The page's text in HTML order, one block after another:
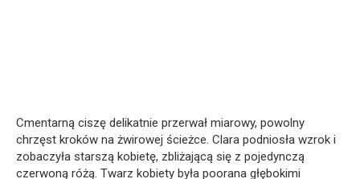
Cmentarną ciszę delikatnie przerwał miarowy, powolny
chrzęst kroków na żwirowej ścieżce. Clara podniosła wzrok i
zobaczyła starszą kobietę, zbliżającą się z pojedynczą
czerwoną różą. Twarz kobiety była poorana głębokimi